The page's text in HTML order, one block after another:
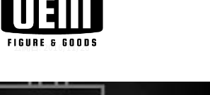
ブログ
Black Friday 2
公開日: 2016/11/28